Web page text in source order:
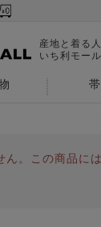
産地と着る
いち利モー
帯
ん。この商品に